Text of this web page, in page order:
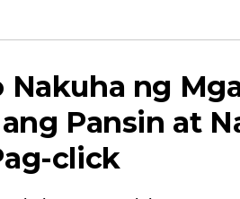
Nakuha ng
Pansin at
click